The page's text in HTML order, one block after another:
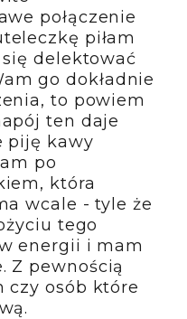
połączenie
piłam
się delektować
go dokładnie
to powiem
ten daje
piję kawy
po
która
wcale - tyle że
tego
energii i mam
Z pewnością
czy osób które